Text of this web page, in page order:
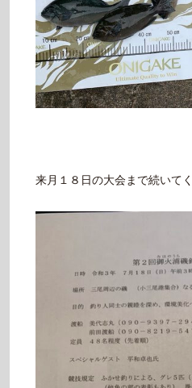
来月１８日の大会まで続いて